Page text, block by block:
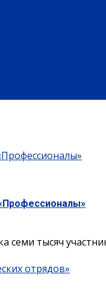
тысяч
отрядов»